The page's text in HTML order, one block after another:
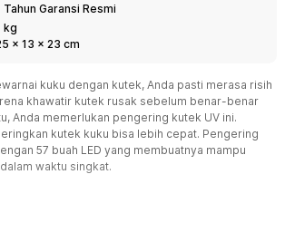
Tahun Garansi Resmi
kg
x 13 x 23 cm
kuku dengan kutek, Anda pasti merasa risih
khawatir kutek rusak sebelum benar-benar
Anda memerlukan pengering kutek UV ini.
kutek kuku bisa lebih cepat. Pengering
57 buah LED yang membuatnya mampu
waktu singkat.